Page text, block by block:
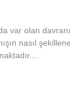
var olan
nasıl